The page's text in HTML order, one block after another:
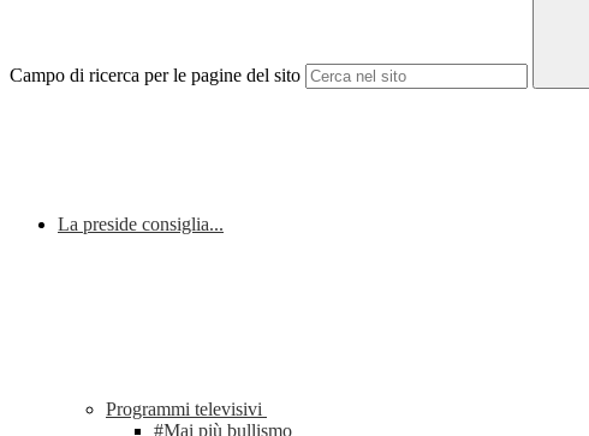
Campo di ricerca per le pagine del sito
La preside consiglia...
Programmi televisivi
#Mai più bullismo